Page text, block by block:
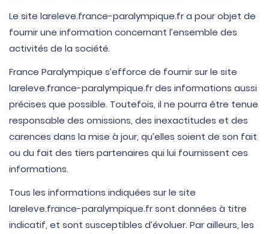
Le site lareleve.france-paralympique.fr a pour objet de
fournir une information concernant l’ensemble des
activités de la société.
France Paralympique s’efforce de fournir sur le site
lareleve.france-paralympique.fr des informations aussi
précises que possible. Toutefois, il ne pourra être tenue
responsable des omissions, des inexactitudes et des
carences dans la mise à jour, qu’elles soient de son fait
ou du fait des tiers partenaires qui lui fournissent ces
informations.
Tous les informations indiquées sur le site
lareleve.france-paralympique.fr sont données à titre
indicatif, et sont susceptibles d’évoluer. Par ailleurs, les